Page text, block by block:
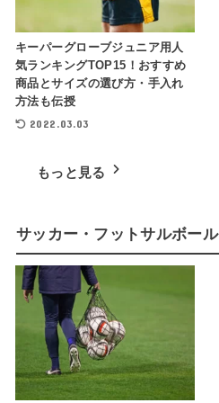
キーパーグローブジュニア用人
気ランキングTOP15！おすすめ
商品とサイズの選び方・手入れ
方法も伝授
2022.03.03
もっと見る
サッカー・フットサルボール